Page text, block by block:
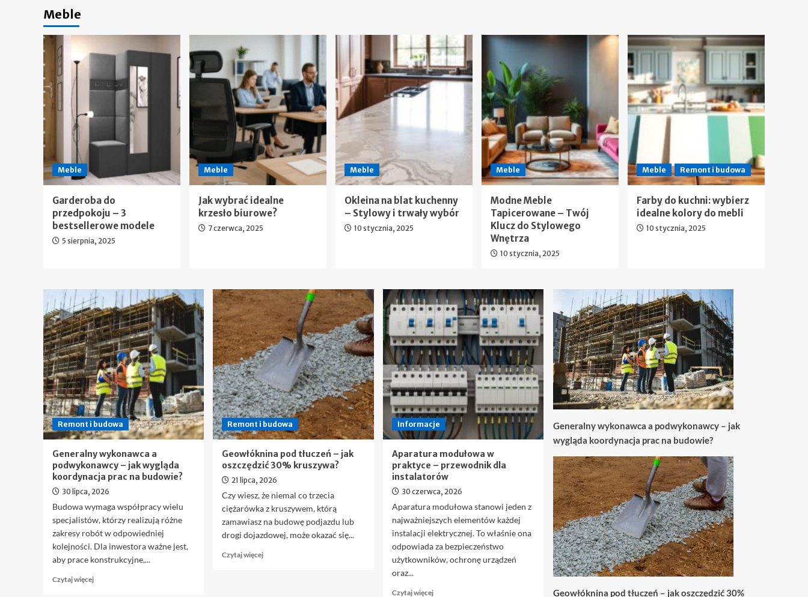
Meble
Meble
Garderoba do
przedpokoju – 3
bestsellerowe modele
5 sierpnia, 2025
Meble
Jak wybrać idealne
krzesło biurowe?
7 czerwca, 2025
Meble
Okleina na blat kuchenny
– Stylowy i trwały wybór
10 stycznia, 2025
Meble
Modne Meble
Tapicerowane – Twój
Klucz do Stylowego
Wnętrza
10 stycznia, 2025
Meble Remont i budowa
Farby do kuchni: wybierz
idealne kolory do mebli
10 stycznia, 2025
Remont i budowa
Generalny wykonawca a
podwykonawcy – jak wygląda
koordynacja prac na budowie?
30 lipca, 2026
Budowa wymaga współpracy wielu
specjalistów, którzy realizują różne
zakresy robót w odpowiedniej
kolejności. Dla inwestora ważne jest,
aby prace konstrukcyjne,...
Czytaj więcejDowiedz
Remont i budowa
Geowłóknina pod tłuczeń – jak
oszczędzić 30% kruszywa?
21 lipca, 2026
Czy wiesz, że niemal co trzecia
ciężarówka z kruszywem, którą
zamawiasz na budowę podjazdu lub
drogi dojazdowej, może okazać się...
Czytaj więcejDowiedz
Informacje
Aparatura modułowa w
praktyce – przewodnik dla
instalatorów
30 czerwca, 2026
Aparatura modułowa stanowi jeden z
najważniejszych elementów każdej
instalacji elektrycznej. To właśnie ona
odpowiada za bezpieczeństwo
użytkowników, ochronę urządzeń
oraz...
Czytaj więcejDowiedz
Generalny wykonawca a podwykonawcy – jak
wygląda koordynacja prac na budowie?
Geowłóknina pod tłuczeń – jak oszczędzić 30%